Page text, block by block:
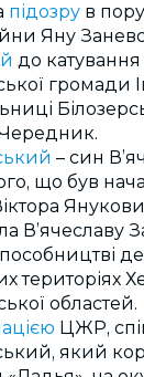
підозру в
Яну
до
громади
– син
що був
В’ячеславу
територіях
областей.
ЦЖР,
який